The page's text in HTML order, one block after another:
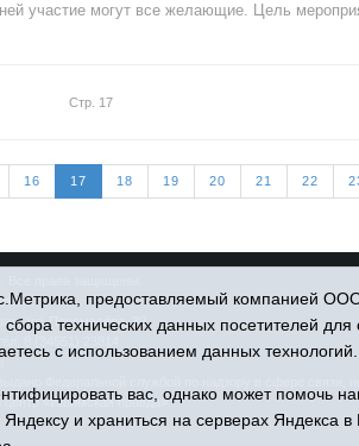
участие могут все желающие. Цель
Стр. 17
16 17 18 19 20 21 22
ул. Пономарёва, 39.
«Ишимская правда».
предоставляемый компанией
технических данных посетителей
с использованием данных технологий.
вас, однако может помочь
и храниться на серверах Яндекса